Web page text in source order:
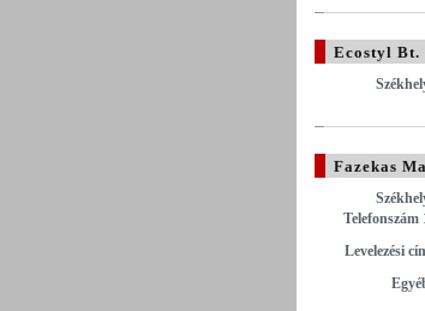
Ecostyl Bt.
Fazekas
Telefonszám
Levelezési